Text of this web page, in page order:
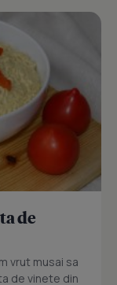
de
vrut musai sa
de vinete din